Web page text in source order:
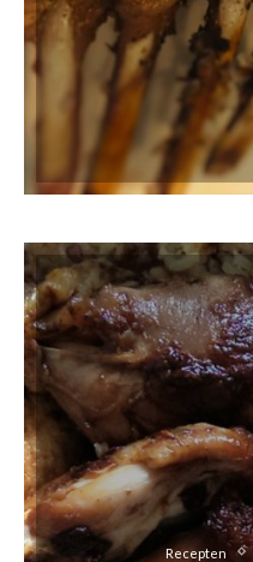
Recepten